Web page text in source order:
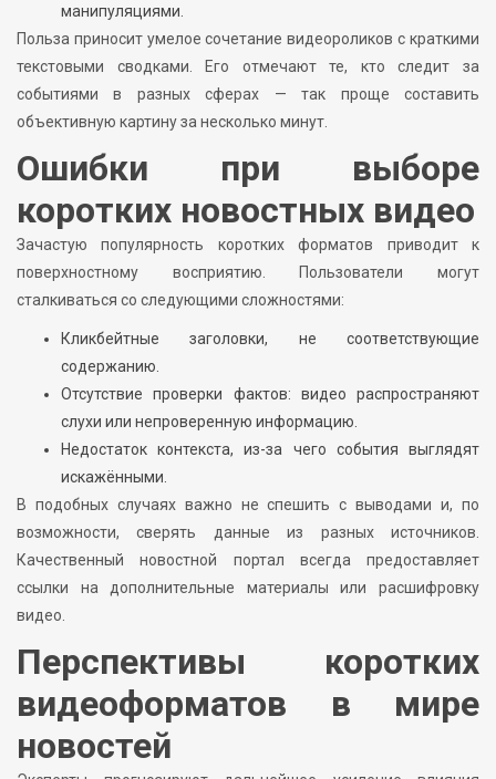
манипуляциями.
Польза приносит умелое сочетание видеороликов с краткими
текстовыми сводками. Его отмечают те, кто следит за
событиями в разных сферах — так проще составить
объективную картину за несколько минут.
Ошибки при выборе
коротких новостных видео
Зачастую популярность коротких форматов приводит к
поверхностному восприятию. Пользователи могут
сталкиваться со следующими сложностями:
Кликбейтные заголовки, не соответствующие
содержанию.
Отсутствие проверки фактов: видео распространяют
слухи или непроверенную информацию.
Недостаток контекста, из-за чего события выглядят
искажёнными.
В подобных случаях важно не спешить с выводами и, по
возможности, сверять данные из разных источников.
Качественный новостной портал всегда предоставляет
ссылки на дополнительные материалы или расшифровку
видео.
Перспективы коротких
видеоформатов в мире
новостей